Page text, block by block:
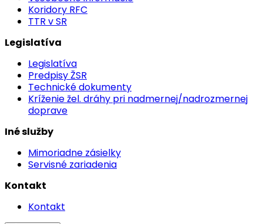
Koridory RFC
TTR v SR
Legislatíva
Legislatíva
Predpisy ŽSR
Technické dokumenty
Kríženie žel. dráhy pri nadmernej/nadrozmernej
doprave
Iné služby
Mimoriadne zásielky
Servisné zariadenia
Kontakt
Kontakt